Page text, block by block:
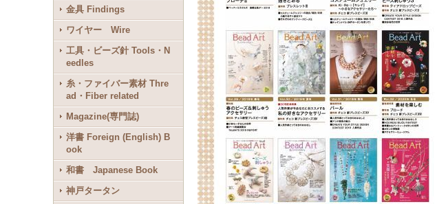
金具 Findings
ワイヤー Wire
工具・ビーズ針 Tools・N
eedles
糸・ファイバー素材 Thre
ad・Fiber related
Magazine(専門誌)
洋書 Foreign (English) B
ook
和書 Japanese Book
神戸タータン